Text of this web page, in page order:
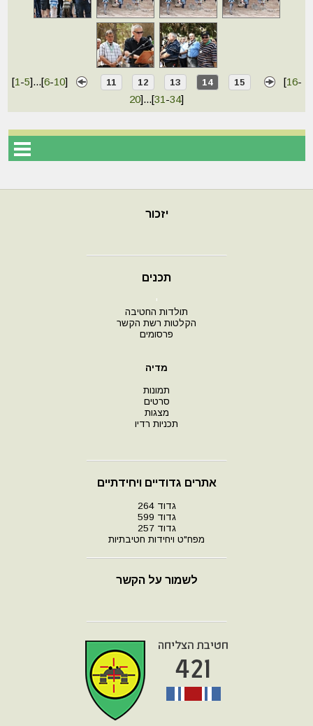
[1 -5]...[6-10] 11 12 13 14 15 [16-
20]...[31 -34]
יזכור
תכנים
י
תולדות החטיבה
הקלטות רשת הקשר
פרסומים
מדיה
תמונות
סרטים
מצגות
תכניות רדיו
אתרים גדודיים ויחידתיים
גדוד 264
גדוד 599
גדוד 257
מפח"ט ויחידות חטיבתיות
לשמור על הקשר